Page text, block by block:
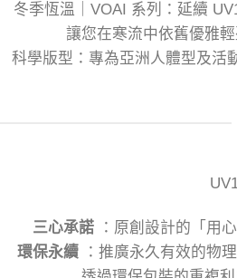
冬季恆溫｜VOAI 系列：延續
讓您在寒流中依舊優雅
科學版型：專為亞洲人體型及活
三心承諾 ：原創設計的「用
環保永續 ：推廣永久有效的物